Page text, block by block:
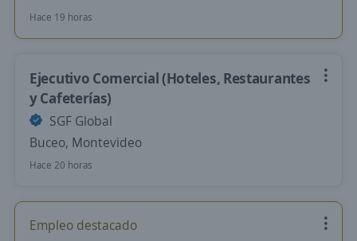
Hace 19 horas
Ejecutivo Comercial (Hoteles, Restaurantes
y Cafeterías)
SGF Global
Buceo, Montevideo
Hace 20 horas
Empleo destacado